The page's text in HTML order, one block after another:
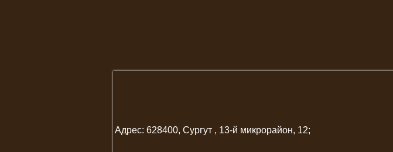
Адрес: 628400, Сургут , 13-й микрорайон, 12;